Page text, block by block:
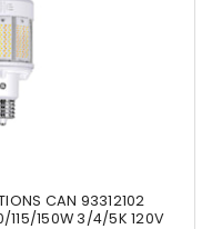
CAN 93312102
115/150W 3/4/5K 120V